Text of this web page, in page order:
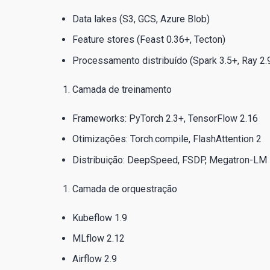
Data lakes (S3, GCS, Azure Blob)
Feature stores (Feast 0.36+, Tecton)
Processamento distribuído (Spark 3.5+, Ray
Camada de treinamento
Frameworks: PyTorch 2.3+, TensorFlow 2.16
Otimizações: Torch.compile, FlashAttention 2
Distribuição: DeepSpeed, FSDP, Megatron-LM
Camada de orquestração
Kubeflow 1.9
MLflow 2.12
Airflow 2.9